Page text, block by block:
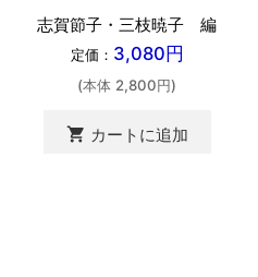
志賀節子・三枝暁子 編
定価： 3,080円
(本体 2,800円)
shopping_cart カートに追加